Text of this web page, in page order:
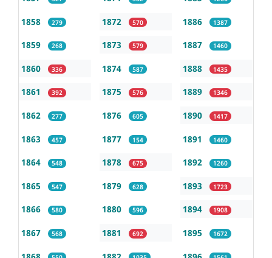
1858 279
1859 268
1860 336
1861 392
1862 277
1863 457
1864 548
1865 547
1866 580
1867 568
1872 570
1873 579
1874 587
1875 576
1876 605
1877 154
1878 675
1879 628
1880 596
1881 692
1886 1387
1887 1460
1888 1435
1889 1346
1890 1417
1891 1460
1892 1260
1893 1723
1894 1908
1895 1672